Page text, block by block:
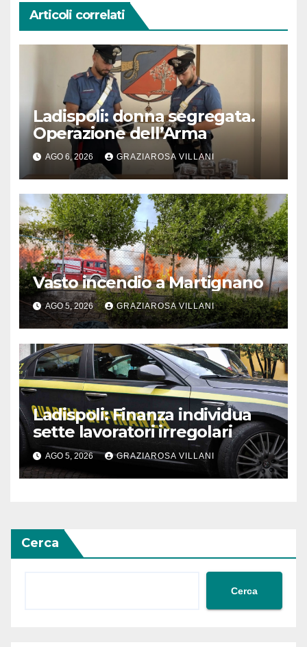
Articoli correlati
Ladispoli: donna segregata.
Operazione dell’Arma
AGO 6, 2026 GRAZIAROSA VILLANI
Vasto incendio a Martignano
AGO 5, 2026 GRAZIAROSA VILLANI
Ladispoli: Finanza individua
sette lavoratori irregolari
AGO 5, 2026 GRAZIAROSA VILLANI
Cerca
Cerca